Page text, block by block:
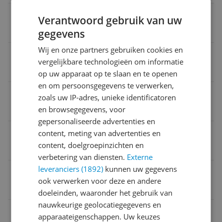
Uiterlijke kenmerken radiatorknop
Verpakking breedte
Geschikt voor merk radiatorkraan
Itho Daalderop
Functies radiatorknop
Naam verantwoordelijke marktdeelnemer in de EU
BSH Hausgeräte GmbH
Verpakking hoogte
Verantwoord gebruik van uw
gegevens
Wij en onze partners gebruiken cookies en
vergelijkbare technologieën om informatie
op uw apparaat op te slaan en te openen
en om persoonsgegevens te verwerken,
zoals uw IP-adres, unieke identificatoren
en browsegegevens, voor
gepersonaliseerde advertenties en
content, meting van advertenties en
content, doelgroepinzichten en
verbetering van diensten. Externe
leveranciers (1892) kunnen uw gegevens
ook verwerken voor deze en andere
doeleinden, waaronder het gebruik van
nauwkeurige geolocatiegegevens en
apparaateigenschappen. Uw keuzes